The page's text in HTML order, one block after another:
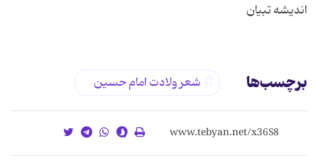
اندیشه تبیان
برچسب‌ها شعر ولادت امام حسین